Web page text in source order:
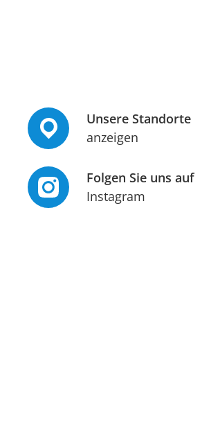
Unsere Standorte
anzeigen
Folgen Sie uns auf
Instagram